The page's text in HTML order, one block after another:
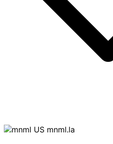
mnml.la